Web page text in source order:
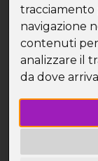
tracciamento
navigazione
contenuti
analizzare il
da dove
Budapest
26 Nov